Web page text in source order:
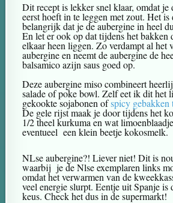
Dit recept is lekker snel klaar, omdat je
eerst hoeft in te leggen met zout. Het is
belangrijk dat je de aubergine in heel
En let er ook op dat tijdens het bakken
elkaar heen liggen. Zo verdampt al het
aubergine en neemt de aubergine de
balsamico azijn saus goed op.
Deze aubergine miso combineert
salade of poke bowl. Zelf eet ik dit het
gekookte sojabonen ofspicy gebakken
De gele rijst maak je door tijdens het
1/2 theel kurkuma en wat
eventueel een klein beetje kokosmelk.
NLse aubergine?! Liever niet! Dit is
waarbij je de Nlse exemplaren links
omdat het verwarmen van de
veel energie slurpt. Eentje uit Spanje is
keus. Check het dus in de supermarkt!